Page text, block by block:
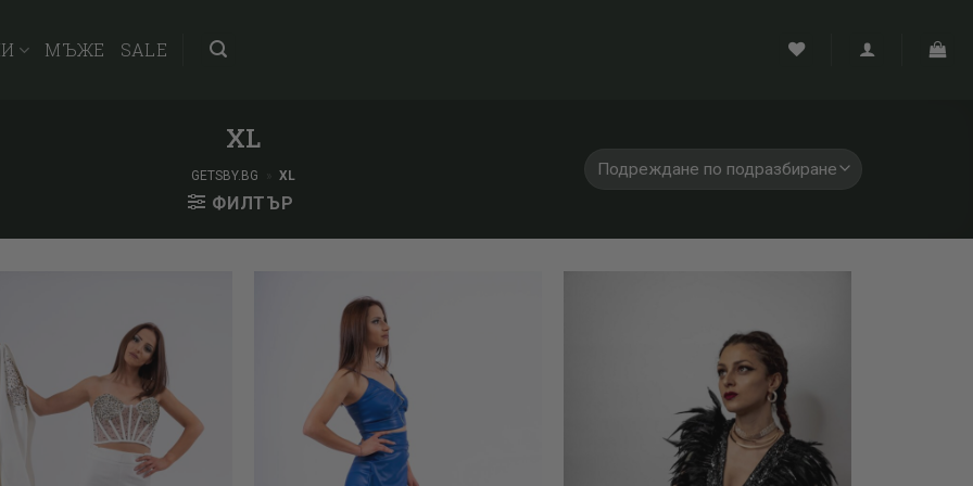
МЪЖЕ SALE
XL
GETSBY.BG XL
ФИЛТЪР